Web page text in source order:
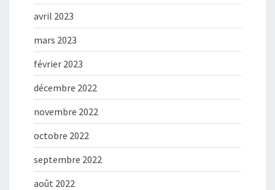
avril 2023
mars 2023
février 2023
décembre 2022
novembre 2022
octobre 2022
septembre 2022
août 2022